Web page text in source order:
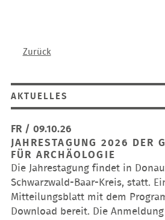
Zurück
AKTUELLES
FR / 09.10.26
JAHRESTAGUNG 2026 DER
FÜR ARCHÄOLOGIE
Die Jahrestagung findet in
Schwarzwald-Baar-Kreis, statt.
Mitteilungsblatt mit dem
Download bereit. Die